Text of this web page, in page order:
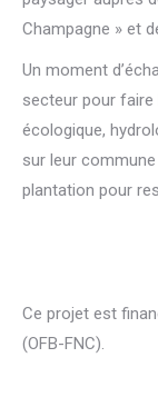
Champagne » et
Un moment
secteur pour faire
écologique,
sur leur
plantation pour
Ce projet est
(OFB-FNC).